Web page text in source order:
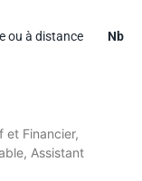
ou à distance Nb
et Financier,
Assistant